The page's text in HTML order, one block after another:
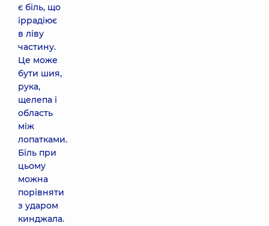
є біль, що
іррадіює
в ліву
частину.
Це може
бути шия,
рука,
щелепа і
область
між
лопатками.
Біль при
цьому
можна
порівняти
з ударом
кинджала.